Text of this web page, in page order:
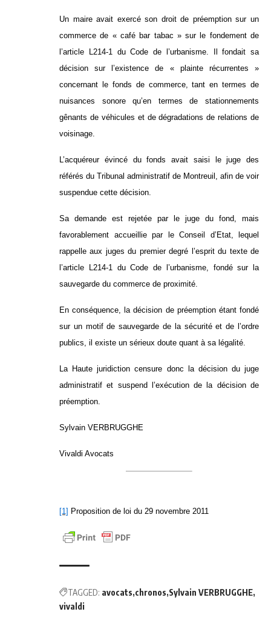
Un maire avait exercé son droit de préemption sur un
commerce de « café bar tabac » sur le fondement de
l’article L214-1 du Code de l’urbanisme. Il fondait sa
décision sur l’existence de « plainte récurrentes »
concernant le fonds de commerce, tant en termes de
nuisances sonore qu’en termes de stationnements
gênants de véhicules et de dégradations de relations de
voisinage.
L’acquéreur évincé du fonds avait saisi le juge des
référés du Tribunal administratif de Montreuil, afin de voir
suspendue cette décision.
Sa demande est rejetée par le juge du fond, mais
favorablement accueillie par le Conseil d’Etat, lequel
rappelle aux juges du premier degré l’esprit du texte de
l’article L214-1 du Code de l’urbanisme, fondé sur la
sauvegarde du commerce de proximité.
En conséquence, la décision de préemption étant fondé
sur un motif de sauvegarde de la sécurité et de l’ordre
publics, il existe un sérieux doute quant à sa légalité.
La Haute juridiction censure donc la décision du juge
administratif et suspend l’exécution de la décision de
préemption.
Sylvain VERBRUGGHE
Vivaldi Avocats
[1] Proposition de loi du 29 novembre 2011
TAGGED: avocats chronos Sylvain VERBRUGGHE
vivaldi